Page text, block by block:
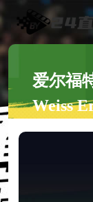
爱尔福
Weiss